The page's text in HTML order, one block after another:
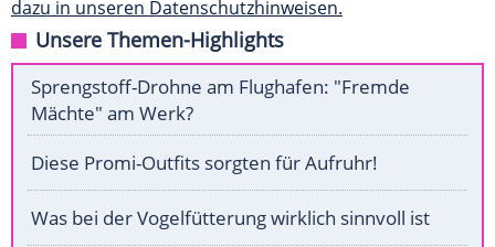
dazu in unseren Datenschutzhinweisen.
Unsere Themen-Highlights
Sprengstoff-Drohne am Flughafen: "Fremde
Mächte" am Werk?
Diese Promi-Outfits sorgten für Aufruhr!
Was bei der Vogelfütterung wirklich sinnvoll ist